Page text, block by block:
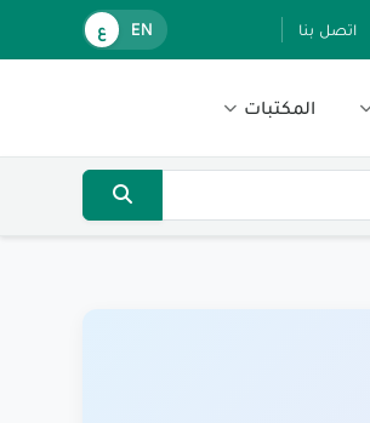
اتصل بنا EN ع
المكتبات